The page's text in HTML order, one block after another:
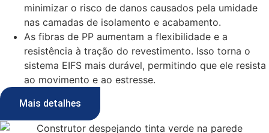
minimizar o risco de danos causados pela umidade
nas camadas de isolamento e acabamento.
As fibras de PP aumentam a flexibilidade e a
resistência à tração do revestimento. Isso torna o
sistema EIFS mais durável, permitindo que ele resista
ao movimento e ao estresse.
Mais detalhes